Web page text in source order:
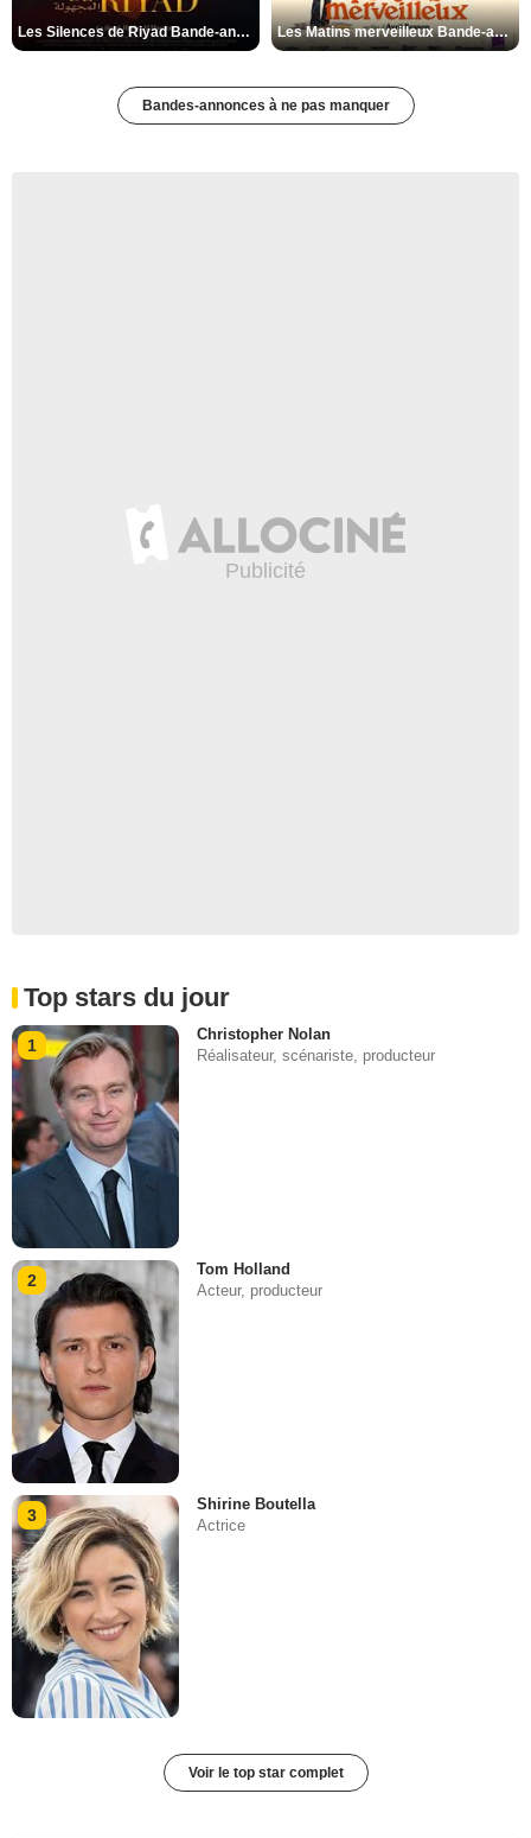
Les Silences de Riyad Bande-annonce VO STFR Les Matins merveilleux Bande-annonce VF
Bandes-annonces à ne pas manquer
Top stars du jour
1
Christopher Nolan
Réalisateur, scénariste, producteur
2
Tom Holland
Acteur, producteur
3
Shirine Boutella
Actrice
Voir le top star complet